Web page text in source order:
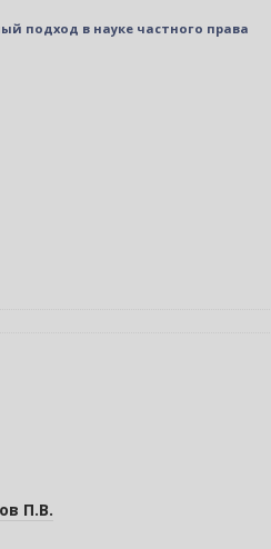
подход в науке частного права
П.В.